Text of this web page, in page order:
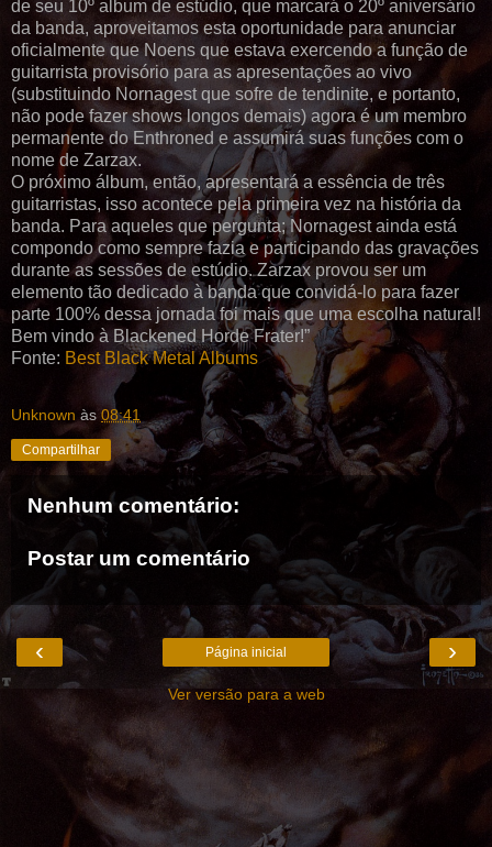
de seu 10º album de estúdio, que marcará o 20º aniversário
da banda, aproveitamos esta oportunidade para anunciar
oficialmente que Noens que estava exercendo a função de
guitarrista provisório para as apresentações ao vivo
(substituindo Nornagest que sofre de tendinite, e portanto,
não pode fazer shows longos demais) agora é um membro
permanente do Enthroned e assumirá suas funções com o
nome de Zarzax.
O próximo álbum, então, apresentará a essência de três
guitarristas, isso acontece pela primeira vez na história da
banda. Para aqueles que pergunta; Nornagest ainda está
compondo como sempre fazia e participando das gravações
durante as sessões de estúdio. Zarzax provou ser um
elemento tão dedicado à banda que convidá-lo para fazer
parte 100% dessa jornada foi mais que uma escolha natural!
Bem vindo à Blackened Horde Frater!”
Fonte: Best Black Metal Albums
Unknown às08:41
Compartilhar
Nenhum comentário:
Postar um comentário
‹ ›
Página inicial
Ver versão para a web